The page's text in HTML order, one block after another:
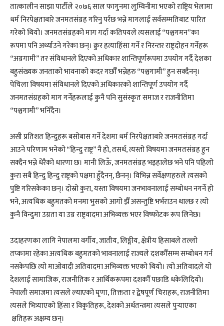
तात्कालीन साझा पार्टीले २०७६ साल फागुनमा लुम्विनीमा भएको राष्ट्रिय भेलामा
धर्म निरपेक्षताबारे जनमतसंग्रह गरिनु पर्रछ भन्ने मागलाई सर्वसम्मतिबाट पारित
गरेको थियो। जनमतसंग्रहको माग गर्दा कतिपयले त्यसलाई “पश्चगमन”का
रूपमा पनि अर्थ्याउने गरेका छन्। क्रुर हत्याहिंसा गर्ने र निरन्तर राष्ट्रदोहन गर्नेहरू
“अग्रगामी” तर संविधानले दिएको अधिकार शान्तिपूर्णरूपमा उपयोग गर्दै देशका
बहुसंख्यक जनताको भावनाको कदर गर्छौँ भन्नेहरु “पश्चगामी” हुन सक्दैनन्।
पेचिला विषयमा संविधानले दिएको अधिकारको शान्तिपूर्ण उपयोग गर्दै
जनमतसंग्रहको माग गर्नेहरूलाई कुनै पनि सुसंस्कृत समाज र राजनीतिमा
“पश्चगामी” भनिँदैन।
असी प्रतिशत हिन्दुहरू बसोबास गर्ने देशमा धर्म निरपेक्षताबारे जनमतसंग्रह गर्दा
आउने परिणाम भनेको “हिन्दु राष्ट्र” नै हो, तसर्थ, त्यस्तो विषयमा जनमतसंग्रह हुन
सक्दैन भन्ने धेरैको धारणा छ। मानी लिऊँ, जनमतसंग्रह भइहालेछ भने पनि पहिलो
कुरा सबै हिन्दु हिन्दु राष्ट्रको पक्षमा हुँदैनन्, छैनन्। विभिन्न सर्वेक्षणहरुले त्यसको
पुष्टि गरिसकेका छन्। दोस्रो कुरा, यस्ता विषयमा जनभावनालाई सम्बाेधन नगर्ने हो
भने, अत्यधिक बहुमतको मनमा भुसको आगो झैँ असन्तुष्टि भर्भराउन थाल्छ र त्यो
कुनै विन्दुमा उग्रता या उग्र राष्ट्रवादमा अभिव्यक्त भएर विष्फोटक रूप लिनेछ।
उदाहरणका लागि नेपालमा वर्गीय, जातीय, लिङ्गीय, क्षेत्रीय हिसाबले तल्लो
तप्कामा रहेका अत्यधिक बहुमतको भावनालाई राज्यले दशकौँसम्म सम्बाेधन गर्न
नसकेपछि त्यो माओवादी अतिवादमा अभिव्यक्त भएको थियो। त्यो अतिवादले यो
देशलाई सामाजिक, राजनीतिक र आर्थिकरूपमा दशकौँ पछाडि धकेलिदियो।
नेपाली समाजमा त्यसले ल्याएको घृणा, तिक्तता र द्वेषपूर्ण चिराहरू, राजनीतिमा
त्यसले भित्र्याएको हिंसा र विकृतिहरू, देशको अर्थतन्त्रमा त्यसले पुऱ्याएका
क्षतिहरू अक्षम्य छन्।